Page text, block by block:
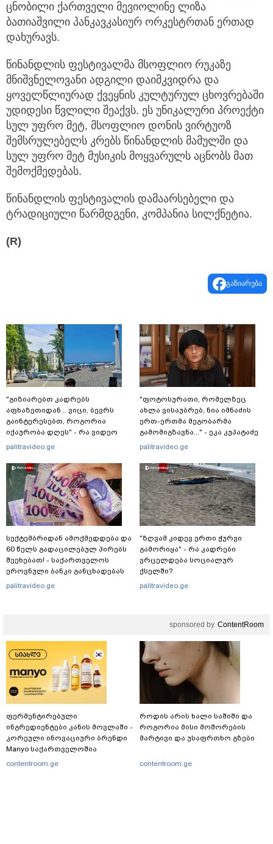
ცნობილი ქართველი მევიოლინე ლიზა
ბათიაშვილი პანკავკასიურ ორკესტრთან ერთად
დახურავს.
წინანდლის ფესტივალმა მსოფლიო რუკაზე
მნიშვნელოვანი ადგილი დაიმკვიდრა და
ყოველწლიურად ქვეყნის კულტურულ ცხოვრებაში
უდიდესი წვლილი შეაქვს. ეს უნიკალური პროექტი
სულ უფრო მეტ, მსოფლიო დონის ვირტუოზ
შემსრულებელს კრებს წინანდლის მამულში და
სულ უფრო მეტ მუსიკის მოყვარულს აცნობს მათ
შემოქმედებას.
წინანდლის ფესტივალის დამაარსებელი და
ტრადიციული წარმდგენი, კომპანია სილქნეტია.
(R)
გაზიარება
"გიზიარებთ კადრებს
აფხაზეთიდან... ვიცი, ბევრს
გაინტერესებთ, როგორია
იქაურობა დღეს" - რა ვიდეო
ვრცელდება სოციალურ
palitravideo.ge
სექტემბრიდან ამოქმედდება და
60 წელს გადაცილებულ პირებს
შეეხებათ! - საქართველოს
ეროვნული ბანკი განცხადებას
ავრცელებს
palitravideo.ge
"ფოტოსურათი, რომელზეც
ახლა ვისაუბრებ, ნია იმნაძის
ერთ-ერთმა მეგობარმა
გამომიგზავნა..." - ეკა კუპატაძე
palitravideo.ge
"ზღვამ კიდევ ერთი ჭურვი
გამორიყა" - რა კადრები
ვრცელდება სოციალურ
ქსელში?
palitravideo.ge
sponsored by ContentRoom
ფერმენტირებული
ინგრედიენტები კანის მოვლაში -
კორეული ინოვაციური ბრენდი
Manyo საქართველოშია
contentroom.ge
როდის არის ხალი საშიში და
როგორია მისი მოშორების
მარტივი და უსაფრთხო გზები
contentroom.ge